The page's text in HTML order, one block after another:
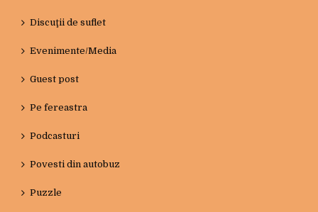
Discuţii de suflet
Evenimente/Media
Guest post
Pe fereastra
Podcasturi
Povesti din autobuz
Puzzle